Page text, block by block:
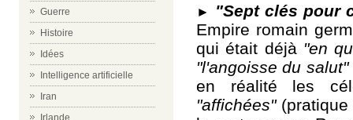
Guerre
Histoire
Idées
Intelligence artificielle
Iran
Irlande
►
"Sept clés pour
Empire romain
qui était déjà"en
"l'angoisse du salut"
en réalité les
"affichées"(pratique